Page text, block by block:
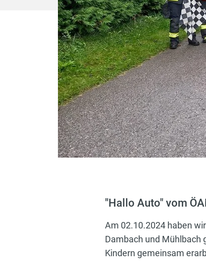
"Hallo Auto" vom
Am 02.10.2024 haben
Dambach und Mühlbach
Kindern gemeinsam